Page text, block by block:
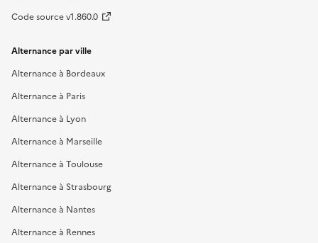
Code source v1.860.0
Alternance par ville
Alternance à Bordeaux
Alternance à Paris
Alternance à Lyon
Alternance à Marseille
Alternance à Toulouse
Alternance à Strasbourg
Alternance à Nantes
Alternance à Rennes